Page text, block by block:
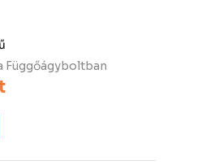
Függőágyboltban